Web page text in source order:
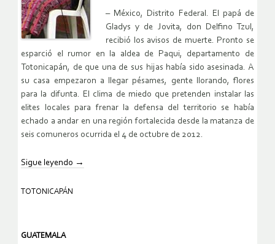
– México, Distrito Federal. El papá de
Gladys y de Jovita, don Delfino Tzul,
recibió los avisos de muerte. Pronto se
esparció el rumor en la aldea de Paqui, departamento de
Totonicapán, de que una de sus hijas había sido asesinada. A
su casa empezaron a llegar pésames, gente llorando, flores
para la difunta. El clima de miedo que pretenden instalar las
elites locales para frenar la defensa del territorio se había
echado a andar en una región fortalecida desde la matanza de
seis comuneros ocurrida el 4 de octubre de 2012.
Sigue leyendo →
TOTONICAPÁN
GUATEMALA